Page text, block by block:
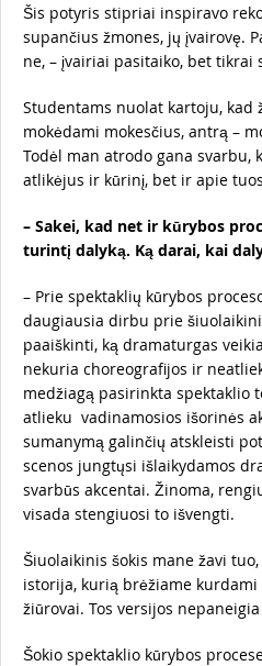
Šis potyris stipriai inspiravo
supančius žmones, jų įvairovę.
ne, – įvairiai pasitaiko, bet tikrai
Studentams nuolat kartoju, kad
mokėdami mokesčius, antrą –
Todėl man atrodo gana svarbu,
atlikėjus ir kūrinį, bet ir apie
– Sakei, kad net ir kūrybos
turintį dalyką. Ką darai, kai
– Prie spektaklių kūrybos
daugiausia dirbu prie
paaiškinti, ką dramaturgas
nekuria choreografijos ir
medžiagą pasirinkta spektaklio
atlieku vadinamosios išorinės
sumanymą galinčių atskleisti
scenos jungtųsi išlaikydamos
svarbūs akcentai. Žinoma,
visada stengiuosi to išvengti.
Šiuolaikinis šokis mane žavi
istorija, kurią brėžiame
žiūrovai. Tos versijos
Šokio spektaklio kūrybos